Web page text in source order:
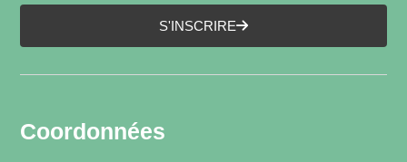
S'INSCRIRE
Coordonnées